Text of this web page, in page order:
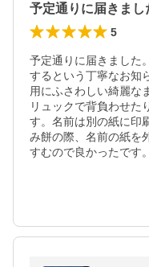
5
予定通りに届きました
するという丁寧なお知
用にふさわしい綺麗な
リュックで背負わせた
す。名前は別の紙に印
み餅の際、名前の紙を
すむので良かったです